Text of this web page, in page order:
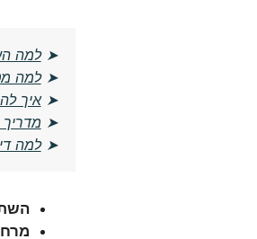
➤למה
➤למה
➤איך
➤
➤למה